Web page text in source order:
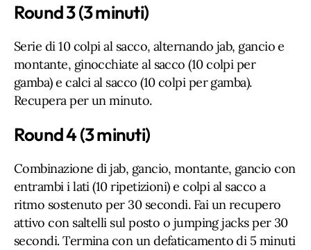
Round 3 (3 minuti)
Serie di 10 colpi al sacco, alternando jab, gancio e
montante, ginocchiate al sacco (10 colpi per
gamba) e calci al sacco (10 colpi per gamba).
Recupera per un minuto.
Round 4 (3 minuti)
Combinazione di jab, gancio, montante, gancio con
entrambi i lati (10 ripetizioni) e colpi al sacco a
ritmo sostenuto per 30 secondi. Fai un recupero
attivo con saltelli sul posto o jumping jacks per 30
secondi. Termina con un defaticamento di 5 minuti